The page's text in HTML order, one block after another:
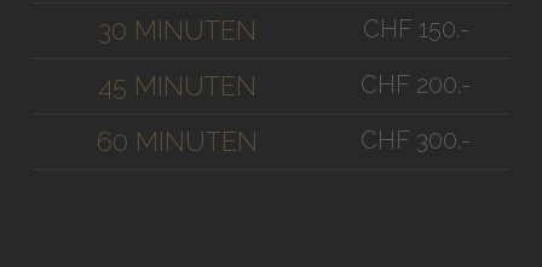
30 MINUTEN CHF 150.-
45 MINUTEN CHF 200.-
60 MINUTEN CHF 300.-